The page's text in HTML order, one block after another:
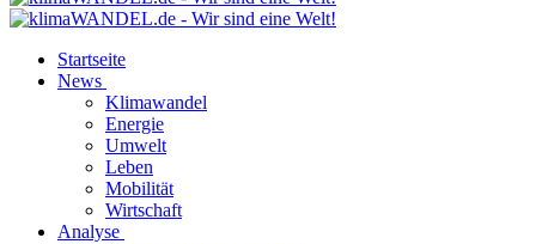
Startseite
News
Klimawandel
Energie
Umwelt
Leben
Mobilität
Wirtschaft
Analyse